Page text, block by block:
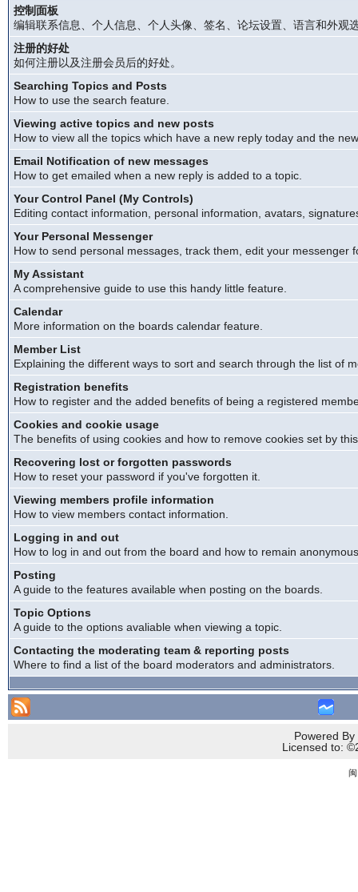
控制面板
编辑联系信息、个人信息、个人头像、签名、论坛设置、语言和外观
注册的好处
如何注册以及注册会员后的好处。
Searching Topics and Posts
How to use the search feature.
Viewing active topics and new posts
How to view all the topics which have a new reply today and the
Email Notification of new messages
How to get emailed when a new reply is added to a topic.
Your Control Panel (My Controls)
Editing contact information, personal information, avatars,
Your Personal Messenger
How to send personal messages, track them, edit your messenger
My Assistant
A comprehensive guide to use this handy little feature.
Calendar
More information on the boards calendar feature.
Member List
Explaining the different ways to sort and search through the list of
Registration benefits
How to register and the added benefits of being a registered
Cookies and cookie usage
The benefits of using cookies and how to remove cookies set by
Recovering lost or forgotten passwords
How to reset your password if you've forgotten it.
Viewing members profile information
How to view members contact information.
Logging in and out
How to log in and out from the board and how to remain
Posting
A guide to the features available when posting on the boards.
Topic Options
A guide to the options avaliable when viewing a topic.
Contacting the moderating team & reporting posts
Where to find a list of the board moderators and administrators.
Powered
Licensed to: